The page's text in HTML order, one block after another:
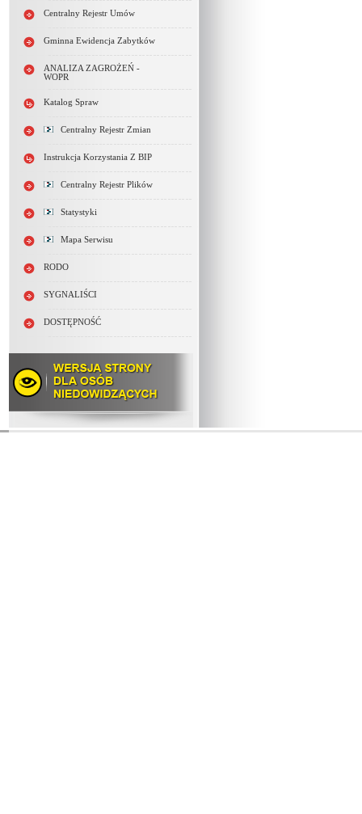
Centralny Rejestr Umów
Gminna Ewidencja Zabytków
ANALIZA ZAGROŻEŃ -
WOPR
Katalog Spraw
Centralny Rejestr Zmian
Instrukcja Korzystania Z BIP
Centralny Rejestr Plików
Statystyki
Mapa Serwisu
RODO
SYGNALIŚCI
DOSTĘPNOŚĆ